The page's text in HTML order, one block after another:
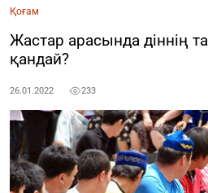
Қоғам
Жастар арасында діннің
қандай?
26.01.2022 233